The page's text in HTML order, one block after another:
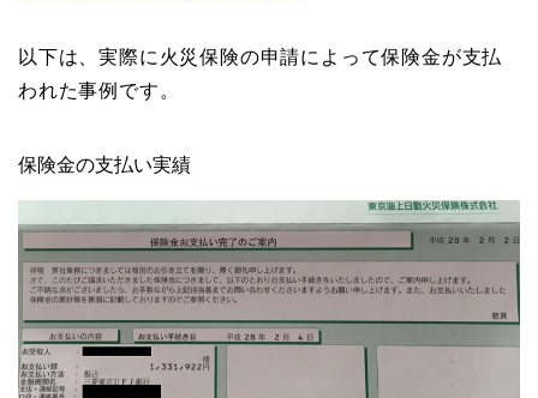
以下は、実際に火災保険の申請によって保険金が支払
われた事例です。
保険金の支払い実績